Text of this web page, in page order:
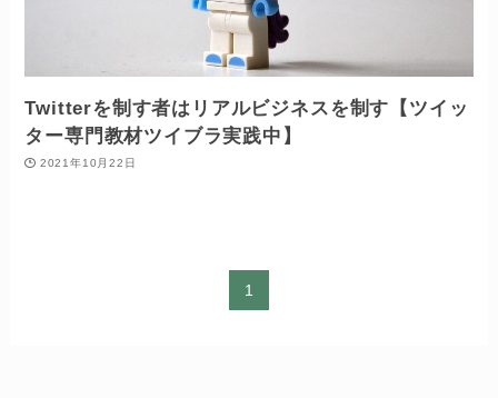
Twitterを制す者はリアルビジネスを制す【ツイッ
ター専門教材ツイブラ実践中】
2021年10月22日
1